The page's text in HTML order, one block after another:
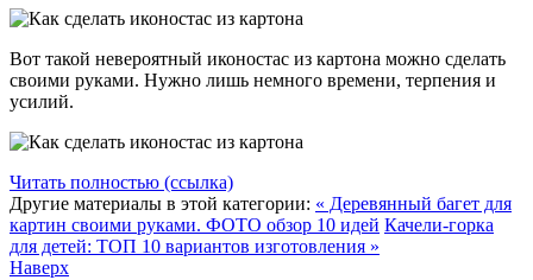
Вот такой невероятный иконостас из картона можно сделать
своими руками. Нужно лишь немного времени, терпения и
усилий.
Читать полностью (ссылка)
Другие материалы в этой категории: « Деревянный багет для
картин своими руками. ФОТО обзор 10 идей Качели-горка
для детей: ТОП 10 вариантов изготовления »
Наверх